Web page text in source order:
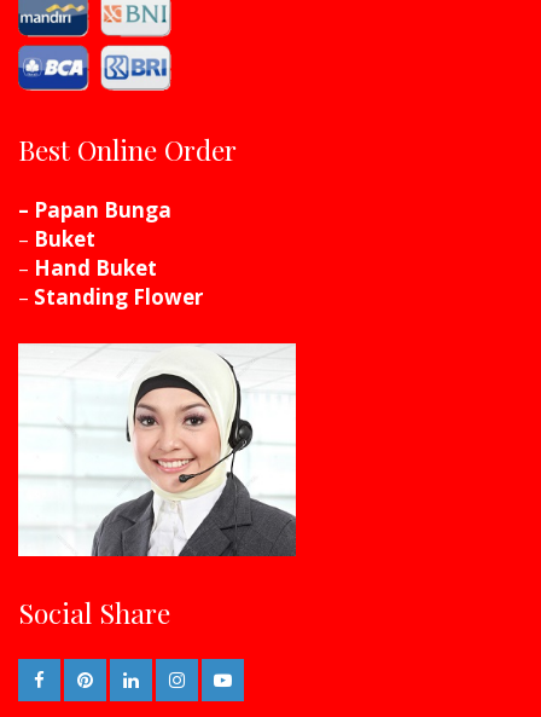
Best Online Order
– Papan Bunga
– Buket
– Hand Buket
– Standing Flower
Social Share